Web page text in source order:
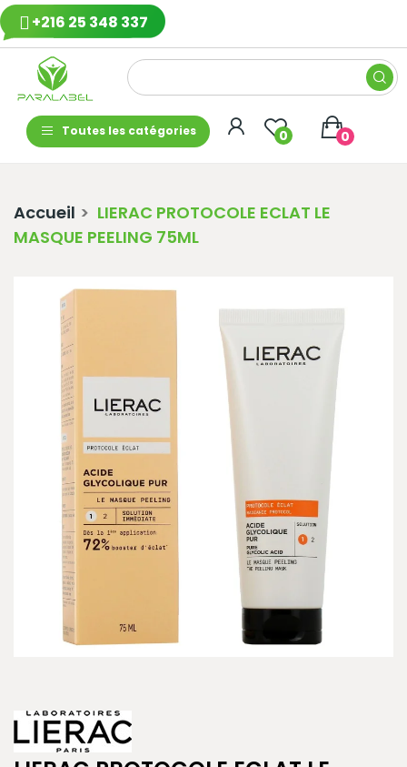
+216 25 348 337
Toutes les catégories 0 0
Accueil
LIERAC PROTOCOLE ECLAT LE
MASQUE PEELING 75ML